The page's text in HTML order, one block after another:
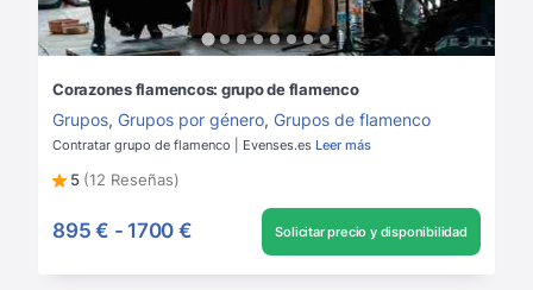
Corazones flamencos: grupo de flamenco
Grupos, Grupos por género, Grupos de flamenco
Contratar grupo de flamenco | Evenses.es Leer más
5 (12 Reseñas)
895 € - 1700 € Solicitar precio y disponibilidad